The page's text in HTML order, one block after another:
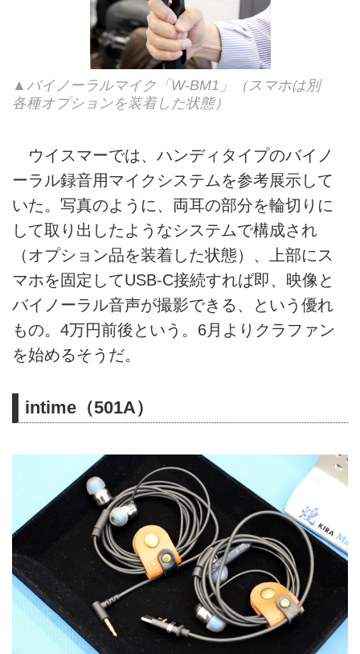
▲バイノーラルマイク「W-BM1」（スマホは別
各種オプションを装着した状態）
ウイスマーでは、ハンディタイプのバイノ
ーラル録音用マイクシステムを参考展示して
いた。写真のように、両耳の部分を輪切りに
して取り出したようなシステムで構成され
（オプション品を装着した状態）、上部にス
マホを固定してUSB-C接続すれば即、映像と
バイノーラル音声が撮影できる、という優れ
もの。4万円前後という。6月よりクラファン
を始めるそうだ。
intime（501A）